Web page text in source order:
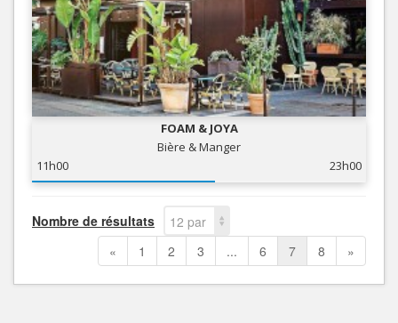
FOAM & JOYA
Bière & Manger
11h00
23h00
Nombre de résultats
12 par
page
« 1 2 3 ... 6 7 8 »